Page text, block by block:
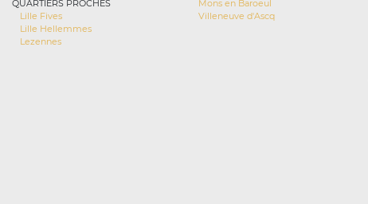
QUARTIERS PROCHES
Lille Fives
Lille Hellemmes
Lezennes
Mons en Baroeul
Villeneuve d'Ascq